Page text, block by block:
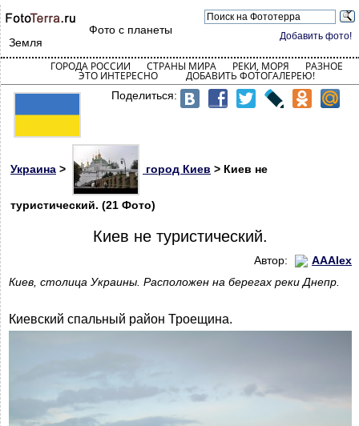
Добавить фото!
Фото с планеты
Земля
ГОРОДА РОССИИ СТРАНЫ МИРА РЕКИ, МОРЯ РАЗНОЕ
ЭТО ИНТЕРЕСНО ДОБАВИТЬ ФОТОГАЛЕРЕЮ!
Поделиться:
Украина > город Киев > Киев не
туристический. (21 Фото)
Киев не туристический.
Автор:
AAAlex
Киев, столица Украины. Расположен на берегах реки Днепр.
Киевский спальный район Троещина.